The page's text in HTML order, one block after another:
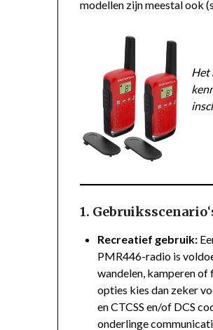
modellen zijn meestal ook
Het
1. Gebruiksscenario
Recreatief gebruik:
PMR446-radio is
wandelen, kamperen
opties kies dan zeker
en CTCSS en/of DCS
onderlinge